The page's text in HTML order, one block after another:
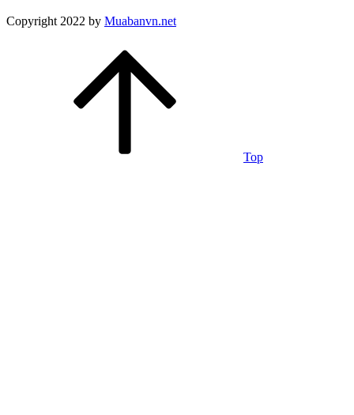
Copyright 2022 by Muabanvn.net
Top